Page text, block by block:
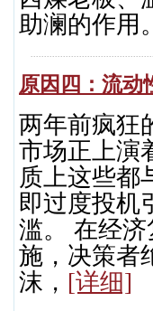
助澜的作用。
原因四：流动
两年前疯狂
市场正上演
质上这些都
即过度投机
滥。 在经
施，决策者
沫， [详细]